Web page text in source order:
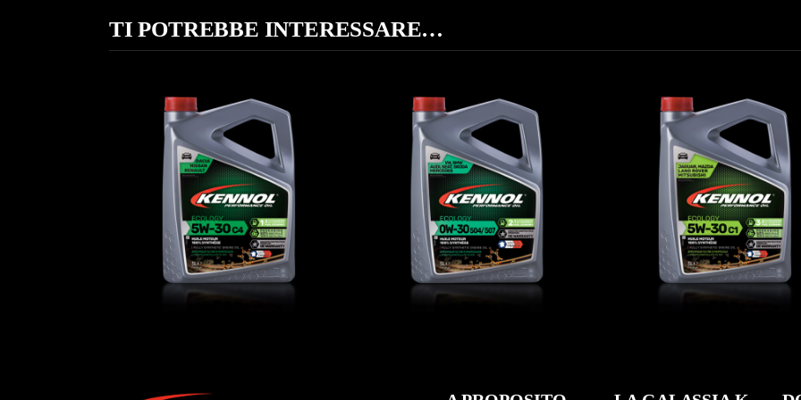
TI POTREBBE INTERESSARE…
ECOLOGY 5W-30 C4
AUTO,Oli motore
ECOLOGY 0W-30 504/507
AUTO,Oli motore
ECOLOGY 5W-30
AUTO,Oli motore